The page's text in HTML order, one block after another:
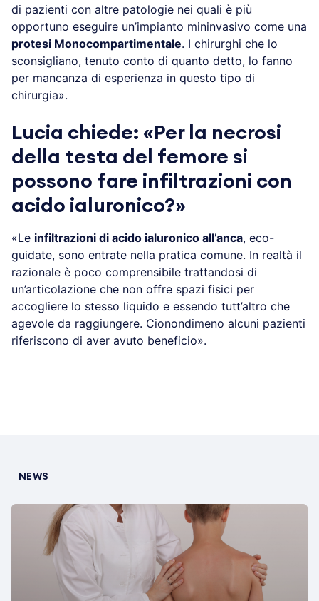
di pazienti con altre patologie nei quali è più
opportuno eseguire un’impianto mininvasivo come una
protesi Monocompartimentale. I chirurghi che lo
sconsigliano, tenuto conto di quanto detto, lo fanno
per mancanza di esperienza in questo tipo di
chirurgia».
Lucia chiede: «Per la necrosi
della testa del femore si
possono fare infiltrazioni con
acido ialuronico?»
«Le infiltrazioni di acido ialuronico all’anca, eco-
guidate, sono entrate nella pratica comune. In realtà il
razionale è poco comprensibile trattandosi di
un’articolazione che non offre spazi fisici per
accogliere lo stesso liquido e essendo tutt’altro che
agevole da raggiungere. Cionondimeno alcuni pazienti
riferiscono di aver avuto beneficio».
NEWS